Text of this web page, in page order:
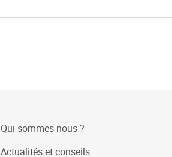
Qui sommes-nous ?
Actualités et conseils